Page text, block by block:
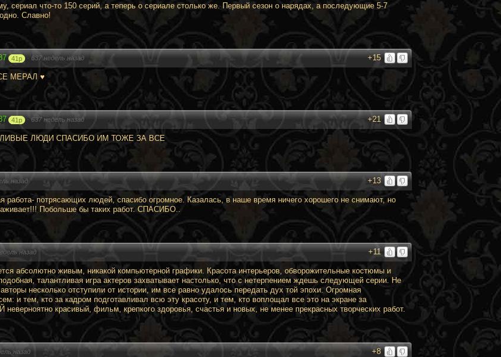
сериал что-то 150 серий, а теперь о сериале столько же. Первый сезон о нарядах, а последующие 5-7
Славно!
+15
41p ·637 недель назад
МЕРАЛ ♥
+21
41p ·637 недель назад
ЛЮДИ СПАСИБО ИМ ТОЖЕ ЗА ВСЕ
+13
назад
работа- потрясающих людей, спасибо огромное. Казалась, в наше время ничего хорошего не снимают, но
Побольше бы таких работ. СПАСИБО..
+11
назад
абсолютно живым, никакой компьютерной графики. Красота интерьеров, обворожительные костюмы и
талантливая игра актеров захватывает настолько, что с нетерпением ждешь следующей серии. Не
несколько отступили от истории, им все равно удалось передать дух той эпохи. Огромная
и тем, кто за кадром подготавливал всю эту красоту, и тем, кто воплощал все это на экране за
красивый, фильм, крепкого здоровья, счастья и новых, не менее прекрасных творческих работ.
+8
назад